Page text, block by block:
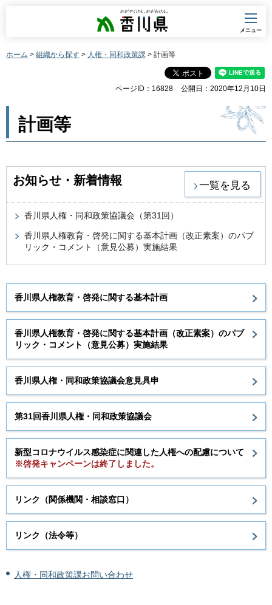
香川県
メニュー
ホーム > 組織から探す > 人権・同和政策課 > 計画等
ページID：16828 公開日：2020年12月10日
計画等
お知らせ・新着情報 一覧を見る
香川県人権・同和政策協議会（第31回）
香川県人権教育・啓発に関する基本計画（改正素案）のパブ
リック・コメント（意見公募）実施結果
香川県人権教育・啓発に関する基本計画
香川県人権教育・啓発に関する基本計画（改正素案）のパブ
リック・コメント（意見公募）実施結果
香川県人権・同和政策協議会意見具申
第31回香川県人権・同和政策協議会
新型コロナウイルス感染症に関連した人権への配慮について
※啓発キャンペーンは終了しました。
リンク（関係機関・相談窓口）
リンク（法令等）
人権・同和政策課お問い合わせ